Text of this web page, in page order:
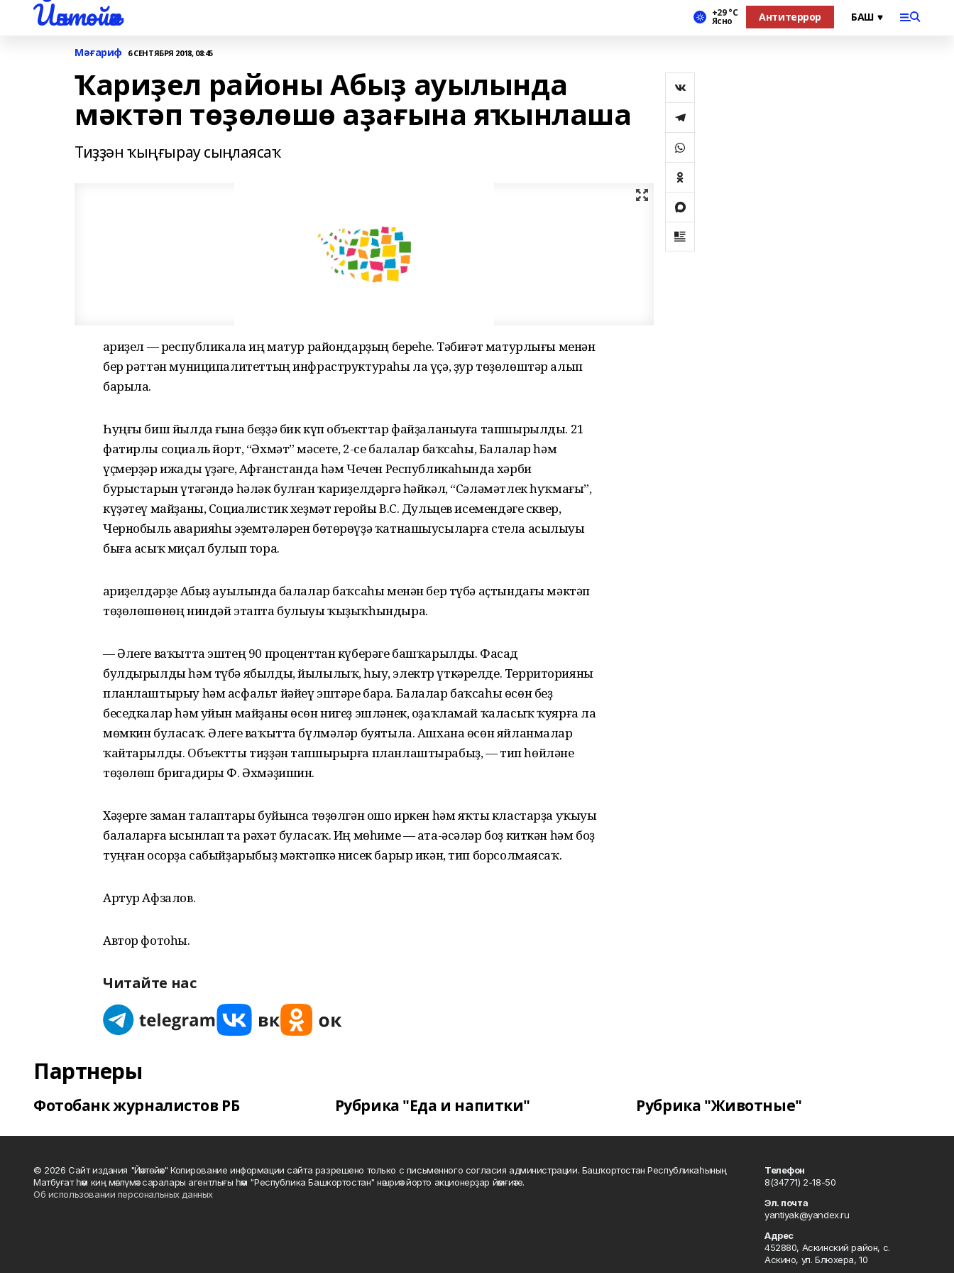
Йәнтөйәк +29 °С
Ясно Антитеррор
Мәғариф 6 СЕНТЯБРЯ 2018, 08:45
Ҡариҙел районы Абыҙ ауылында
мәктәп төҙөлөшө аҙағына яҡынлаша
Тиҙҙән ҡыңғырау сыңлаясаҡ
Ҡариҙел — республикала иң матур райондарҙың береһе. Тәбиғәт матурлығы менән
бер рәттән муниципалитеттың инфраструктураһы ла үҫә, ҙур төҙөлөштәр алып
барыла.
Һуңғы биш йылда ғына беҙҙә бик күп объекттар файҙаланыуға тапшырылды. 21
фатирлы социаль йорт, “Әхмәт” мәсете, 2-се балалар баҡсаһы, Балалар һәм
үҫмерҙәр ижады үҙәге, Афғанстанда һәм Чечен Республикаһында хәрби
бурыстарын үтәгәндә һәләк булған ҡариҙелдәргә һәйкәл, “Сәләмәтлек һуҡмағы”,
күҙәтеү майҙаны, Социалистик хеҙмәт геройы В.С. Дульцев исемендәге сквер,
Чернобыль аварияһы эҙемтәләрен бөтөрөүҙә ҡатнашыусыларға стела асылыуы
быға асыҡ миҫал булып тора.
Ҡариҙелдәрҙе Абыҙ ауылында балалар баҡсаһы менән бер түбә аҫтындағы мәктәп
төҙөлөшөнөң ниндәй этапта булыуы ҡыҙыҡһындыра.
— Әлеге ваҡытта эштең 90 проценттан күберәге башҡарылды. Фасад
булдырылды һәм түбә ябылды, йылылыҡ, һыу, электр үткәрелде. Территорияны
планлаштырыу һәм асфальт йәйеү эштәре бара. Балалар баҡсаһы өсөн беҙ
беседкалар һәм уйын майҙаны өсөн нигеҙ эшләнек, оҙаҡламай ҡаласыҡ ҡуярға ла
мөмкин буласаҡ. Әлеге ваҡытта бүлмәләр буятыла. Ашхана өсөн яйланмалар
ҡайтарылды. Объектты тиҙҙән тапшырырға планлаштырабыҙ, — тип һөйләне
төҙөлөш бригадиры Ф. Әхмәҙишин.
Хәҙерге заман талаптары буйынса төҙөлгән ошо иркен һәм яҡты кластарҙа уҡыуы
балаларға ысынлап та рәхәт буласаҡ. Иң мөһиме — ата-әсәләр боҙ киткән һәм боҙ
туңған осорҙа сабыйҙарыбыҙ мәктәпкә нисек барыр икән, тип борсолмаясаҡ.
Артур Афзалов.
Автор фотоһы.
Читайте нас
Партнеры
Фотобанк журналистов РБ Рубрика "Еда и напитки" Рубрика "Животные"
© 2026 Сайт издания "Йәнтөйәк" Копирование информации сайта разрешено только с письменного согласия администрации. Башҡортостан Республикаһының
Матбуғат һәм киң мәғлүмәт саралары агентлығы һәм "Республика Башкортостан" нәшриәт йорто акционерҙар йәмғиәте.
Об использовании персональных данных
Телефон
8(34771) 2-18-50
Эл. почта
yantiyak@yandex.ru
Адрес
452880, Аскинский район, с.
Аскино, ул. Блюхера, 10